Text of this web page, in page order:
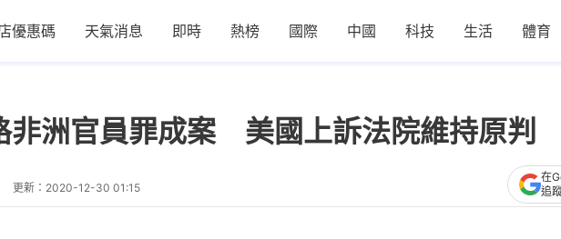
優惠碼 天氣消息 即時 熱榜 國際 中國 科技 生活 體育
非洲官員罪成案 美國上訴法院維持原判
更新： 2020-12-30 01:15
在
追